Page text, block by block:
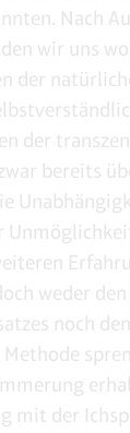
Nach
wir uns
der
der
bereits
weder den
noch
mit der